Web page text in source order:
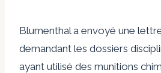
Blumenthal a envoyé une
demandant les dossiers
ayant utilisé des munitions